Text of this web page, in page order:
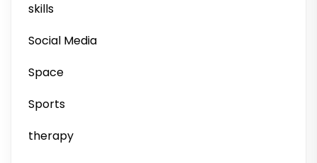
skills
Social Media
Space
Sports
therapy